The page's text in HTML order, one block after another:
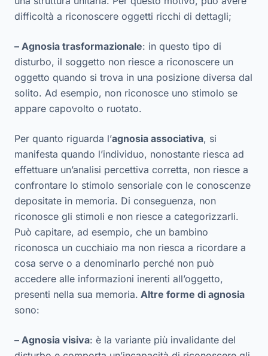
difficoltà a riconoscere oggetti ricchi di dettagli;
– Agnosia trasformazionale: in questo tipo di
disturbo, il soggetto non riesce a riconoscere un
oggetto quando si trova in una posizione diversa dal
solito. Ad esempio, non riconosce uno stimolo se
appare capovolto o ruotato.
Per quanto riguarda l’agnosia associativa, si
manifesta quando l’individuo, nonostante riesca ad
effettuare un’analisi percettiva corretta, non riesce a
confrontare lo stimolo sensoriale con le conoscenze
depositate in memoria. Di conseguenza, non
riconosce gli stimoli e non riesce a categorizzarli.
Può capitare, ad esempio, che un bambino
riconosca un cucchiaio ma non riesca a ricordare a
cosa serve o a denominarlo perché non può
accedere alle informazioni inerenti all’oggetto,
presenti nella sua memoria. Altre forme di agnosia
sono:
– Agnosia visiva: è la variante più invalidante del